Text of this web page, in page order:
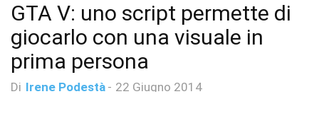
GTA V: uno script permette di
giocarlo con una visuale in
prima persona
Di Irene Podestà - 22 Giugno 2014